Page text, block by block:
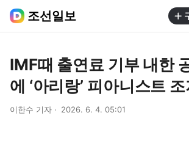
조선일보
IMF때 출연료 기부 내한
에 ‘아리랑’ 피아니스트
이한수 기자 2026. 6. 4. 05:01